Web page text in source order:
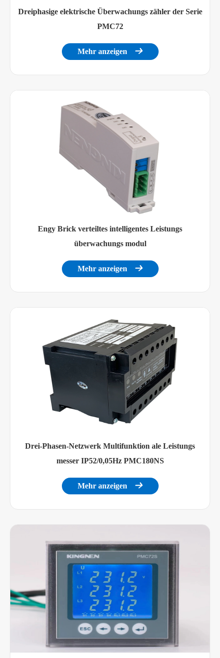
Lagerte mperatur -20 ~ 70 ° c
Elektro statische Entladung
IEC 61000-4-2, Ebene 4
Gruppe des anti-schnellen
transienten Impulses
IEC 61000-4-4, Ebene 4
IEC 61000-4-5, Ebene 3
IEC 61000-4-8, Ebene 3
Leistung der elektrischen Isolierung
Frequenz stands pannung
GB/T13729,
Wechselstrom 2KV
50Hz /1min
GB/T13729, 5KV,
1.2/50us
Dreiphasige elektrische Überwachungs zähler der Serie
PMC72
Mehr anzeigen 
Engy Brick verteiltes intelligentes Leistungs
überwachungs modul
Mehr anzeigen 
Drei-Phasen-Netzwerk Multifunktion ale Leistungs
messer IP52/0,05Hz PMC180NS
Mehr anzeigen 